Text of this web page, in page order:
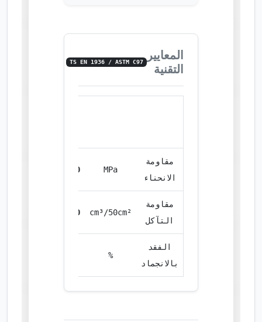
المعايير
التقنية
TS EN 1936 / ASTM C97
مقاومة
الانحناء
MPa
11.40
مقاومة
التآكل
cm³/50cm²
19.20
الفقد
بالانجماد
%